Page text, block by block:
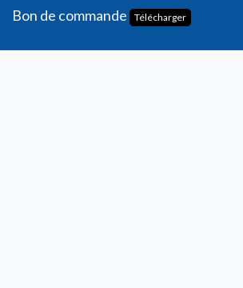
Bon de commande
Télécharger